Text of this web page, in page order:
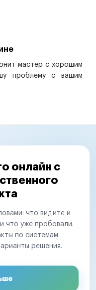
мастер с хорошим
проблему с вашим
онлайн с
что видите и
что уже пробовали.
по системам
решения.